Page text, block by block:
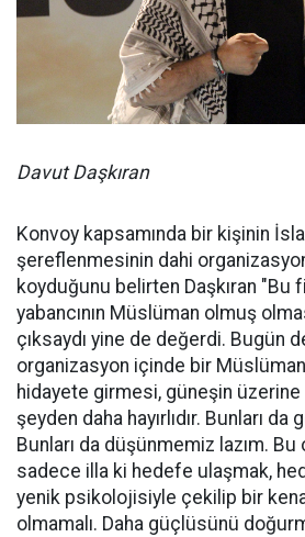
Davut Daşkıran
Konvoy kapsamında bir kişinin
şereflenmesinin dahi
koyduğunu belirten Daşkıran "Bu
yabancının Müslüman olmuş
çıksaydı yine de değerdi. Bugün
organizasyon içinde bir
hidayete girmesi, güneşin
şeyden daha hayırlıdır. Bunları da
Bunları da düşünmemiz lazım.
sadece illa ki hedefe ulaşmak,
yenik psikolojisiyle çekilip bir
olmamalı. Daha güçlüsünü